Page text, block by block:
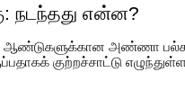
நடந்தது என்ன?
ஆண்டுகளுக்கான அண்ணா
குற்றச்சாட்டு